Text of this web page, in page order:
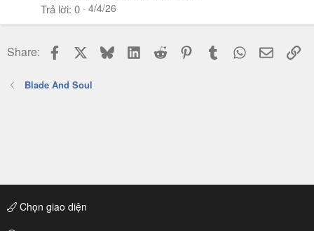
Trả lời 0 4/4/26
Share: Facebook BlueskyLinkedIn
Reddit PinterestTumblr WhatsApp
Email
Blade And Soul
Chọn giao diện